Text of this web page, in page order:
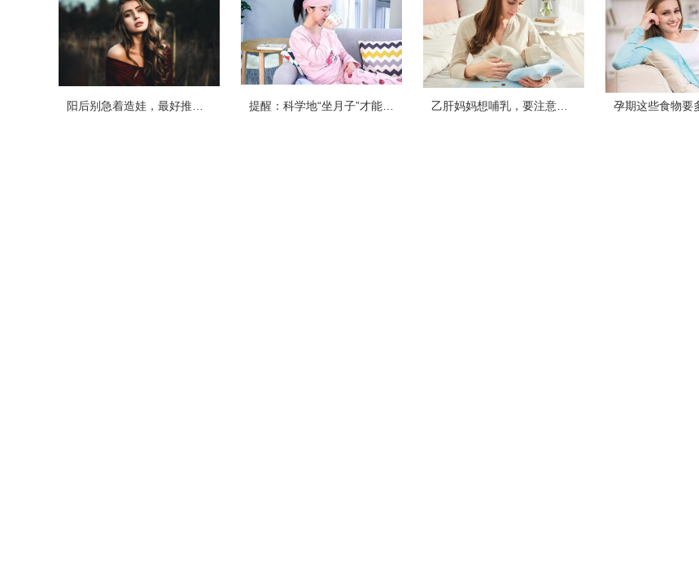
阳后别急着造娃，最好推迟两个月再行动 提醒：科学地“坐月子”才能有助于身体健康的迅速恢复 乙肝妈妈想哺乳，要注意几个细节！